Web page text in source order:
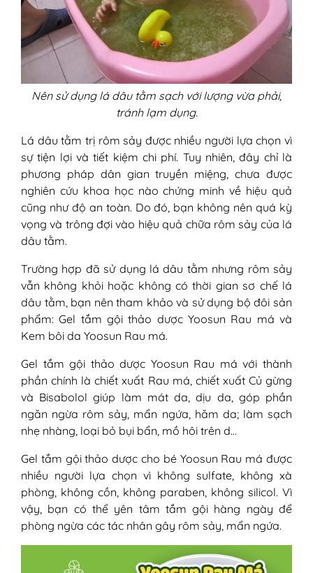
Nên sử dụng lá dâu tằm sạch với lượng vừa phải,
tránh lạm dụng.
Lá dâu tằm trị rôm sảy được nhiều người lựa chọn vì
sự tiện lợi và tiết kiệm chi phí. Tuy nhiên, đây chỉ là
phương pháp dân gian truyền miệng, chưa được
nghiên cứu khoa học nào chứng minh về hiệu quả
cũng như độ an toàn. Do đó, bạn không nên quá kỳ
vọng và trông đợi vào hiệu quả chữa rôm sảy của lá
dâu tằm.
Trường hợp đã sử dụng lá dâu tằm nhưng rôm sảy
vẫn không khỏi hoặc không có thời gian sơ chế lá
dâu tằm, bạn nên tham khảo và sử dụng bộ đôi sản
phẩm: Gel tắm gội thảo dược Yoosun Rau má và
Kem bôi da Yoosun Rau má.
Gel tắm gội thảo dược Yoosun Rau má với thành
phần chính là chiết xuất Rau má, chiết xuất Củ gừng
và Bisabolol giúp làm mát da, dịu da, góp phần
ngăn ngừa rôm sảy, mẩn ngứa, hăm da; làm sạch
nhẹ nhàng, loại bỏ bụi bẩn, mồ hôi trên d…
Gel tắm gội thảo dược cho bé Yoosun Rau má được
nhiều người lựa chọn vì không sulfate, không xà
phòng, không cồn, không paraben, không silicol. Vì
vậy, bạn có thể yên tâm tắm gội hàng ngày để
phòng ngừa các tác nhân gây rôm sảy, mẩn ngứa.